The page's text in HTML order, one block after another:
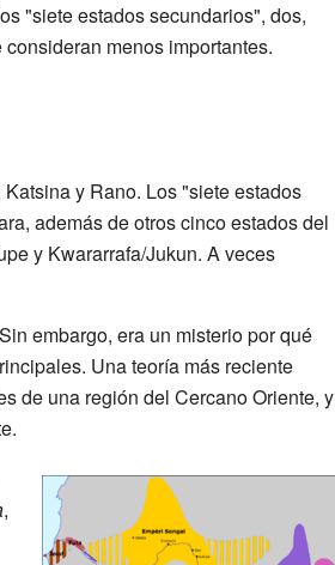
"siete estados secundarios", dos,
menos importantes.
y Rano. Los "siete estados
además de otros cinco estados del
y Kwararrafa/Jukun. A veces
embargo, era un misterio por qué
Una teoría más reciente
de una región del Cercano Oriente, y
,